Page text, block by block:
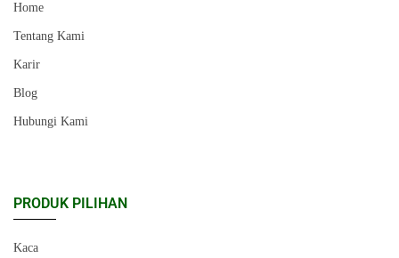
Home
Tentang Kami
Karir
Blog
Hubungi Kami
PRODUK PILIHAN
Kaca